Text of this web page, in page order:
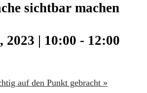
sichtbar machen
2023 | 10:00 - 12:00
auf den Punkt gebracht »